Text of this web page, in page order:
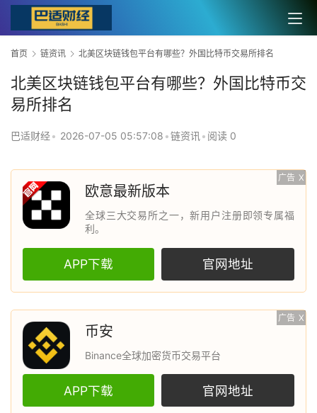
首页 链资讯 北美区块链钱包平台有哪些？外国比特币交易所排名
北美区块链钱包平台有哪些？外国比特币交
易所排名
巴适财经• 2026-07-05 05:57:08 •链资讯 • 阅读 0
广告 X
欧意最新版本
全球三大交易所之一，新用户注册即领专属福
利。
APP下载 官网地址
广告 X
币安
Binance全球加密货币交易平台
APP下载 官网地址